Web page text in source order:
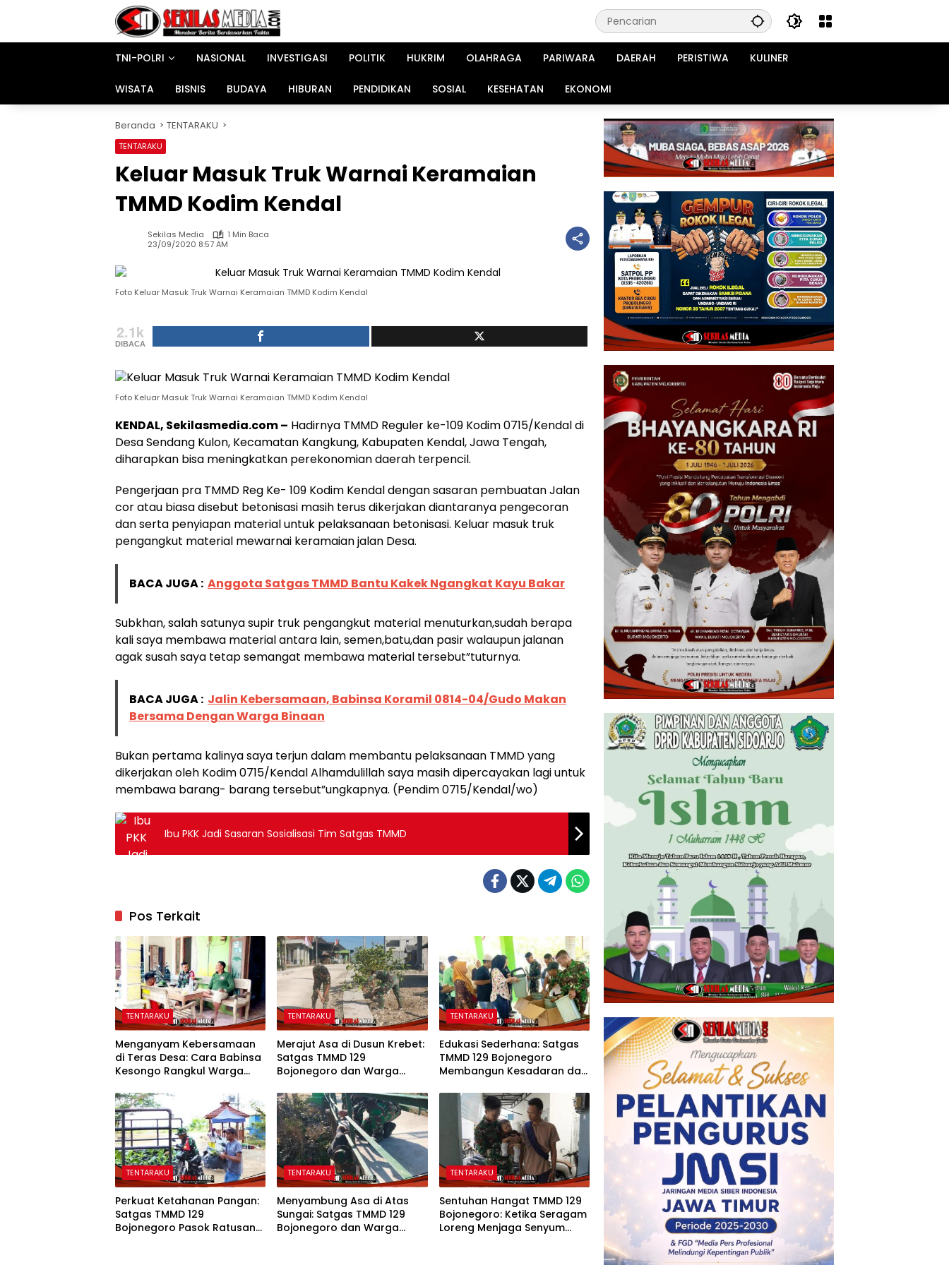
TNI-POLRI
NASIONAL INVESTIGASI POLITIK HUKRIM OLAHRAGA PARIWARA DAERAH PERISTIWA KULINER
WISATA BISNIS BUDAYA HIBURAN PENDIDIKAN SOSIAL KESEHATAN EKONOMI
Beranda TENTARAKU
TENTARAKU
Keluar Masuk Truk Warnai Keramaian
TMMD Kodim Kendal
Sekilas Media
1 Min Baca
23/09/2020 8:57 AM
Foto Keluar Masuk Truk Warnai Keramaian TMMD Kodim Kendal
2.1k
DIBACA
Foto Keluar Masuk Truk Warnai Keramaian TMMD Kodim Kendal
KENDAL, Sekilasmedia.com – Hadirnya TMMD Reguler ke-109 Kodim 0715/Kendal di
Desa Sendang Kulon, Kecamatan Kangkung, Kabupaten Kendal, Jawa Tengah,
diharapkan bisa meningkatkan perekonomian daerah terpencil.
Pengerjaan pra TMMD Reg Ke- 109 Kodim Kendal dengan sasaran pembuatan Jalan
cor atau biasa disebut betonisasi masih terus dikerjakan diantaranya pengecoran
dan serta penyiapan material untuk pelaksanaan betonisasi. Keluar masuk truk
pengangkut material mewarnai keramaian jalan Desa.
BACA JUGA : Anggota Satgas TMMD Bantu Kakek Ngangkat Kayu Bakar
Subkhan, salah satunya supir truk pengangkut material menuturkan,sudah berapa
kali saya membawa material antara lain, semen,batu,dan pasir walaupun jalanan
agak susah saya tetap semangat membawa material tersebut”tuturnya.
BACA JUGA : Jalin Kebersamaan, Babinsa Koramil 0814-04/Gudo Makan
Bersama Dengan Warga Binaan
Bukan pertama kalinya saya terjun dalam membantu pelaksanaan TMMD yang
dikerjakan oleh Kodim 0715/Kendal Alhamdulillah saya masih dipercayakan lagi untuk
membawa barang- barang tersebut”ungkapnya. (Pendim 0715/Kendal/wo)
Ibu PKK Jadi Sasaran Sosialisasi Tim Satgas TMMD
Pos Terkait
TENTARAKU
Menganyam Kebersamaan
di Teras Desa: Cara Babinsa
Kesongo Rangkul Warga
Bojonegoro
TENTARAKU
Merajut Asa di Dusun Krebet:
Satgas TMMD 129
Bojonegoro dan Warga
TENTARAKU
Edukasi Sederhana: Satgas
TMMD 129 Bojonegoro
Membangun Kesadaran dan
di Kesongo
TENTARAKU
Perkuat Ketahanan Pangan:
Satgas TMMD 129
Bojonegoro Pasok Ratusan
TENTARAKU
Menyambung Asa di Atas
Sungai: Satgas TMMD 129
Bojonegoro dan Warga
TENTARAKU
Sentuhan Hangat TMMD 129
Bojonegoro: Ketika Seragam
Loreng Menjaga Senyum